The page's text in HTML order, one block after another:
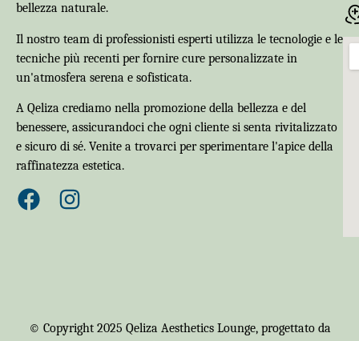
bellezza naturale.
Il nostro team di professionisti esperti utilizza le tecnologie e le
tecniche più recenti per fornire cure personalizzate in
un'atmosfera serena e sofisticata.
A Qeliza crediamo nella promozione della bellezza e del
benessere, assicurandoci che ogni cliente si senta rivitalizzato
e sicuro di sé. Venite a trovarci per sperimentare l'apice della
raffinatezza estetica.
© Copyright 2025 Qeliza Aesthetics Lounge, progettato da